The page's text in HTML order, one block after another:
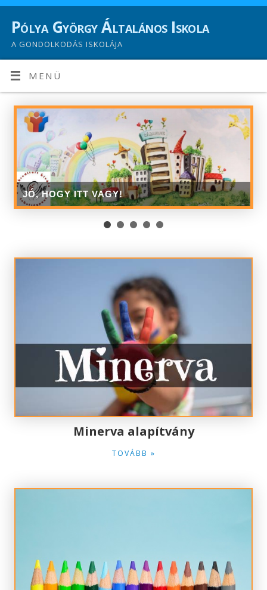
Pólya György Általános Iskola
A GONDOLKODÁS ISKOLÁJA
MENÜ
JÓ, HOGY ITT VAGY!
Minerva alapítvány
TOVÁBB »